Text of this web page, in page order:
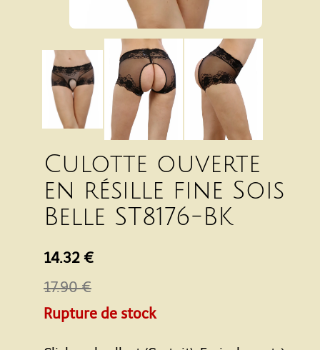
Culotte ouverte
en résille fine Sois
Belle ST8176-BK
14.32 €
17.90 €
Rupture de stock